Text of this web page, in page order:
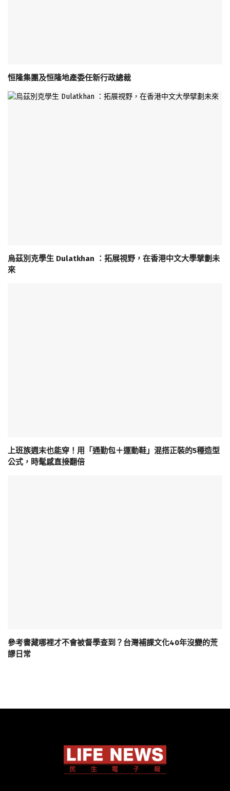
恒隆集團及恒隆地產委任新行政總裁
烏茲別克學生 Dulatkhan ：拓展視野，在香港中文大學擘劃未
來
上班族週末也能穿！用「通勤包＋運動鞋」混搭正裝的5種造型
公式，時髦感直接翻倍
參考書藏哪裡才不會被督學查到？台灣補課文化40年沒變的荒
謬日常